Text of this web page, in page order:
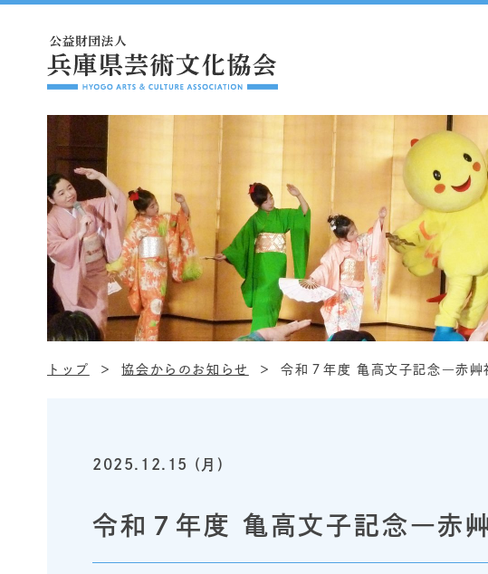
トップ 協会からのお知らせ 令和７年度 亀高文子記念―赤艸
2025.12.15 (月)
令和７年度 亀高文子記念―赤